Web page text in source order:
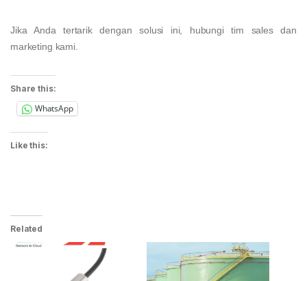
Jika Anda tertarik dengan solusi ini, hubungi tim sales dan
marketing kami.
Share this:
WhatsApp
Like this:
Related